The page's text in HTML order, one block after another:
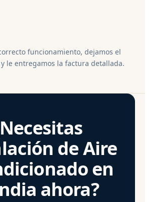
funcionamiento, dejamos el
le entregamos la factura detallada.
de Aire
en
ahora?